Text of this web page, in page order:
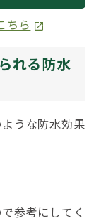
ちら
れる防水
うな防水効果
参考にしてく